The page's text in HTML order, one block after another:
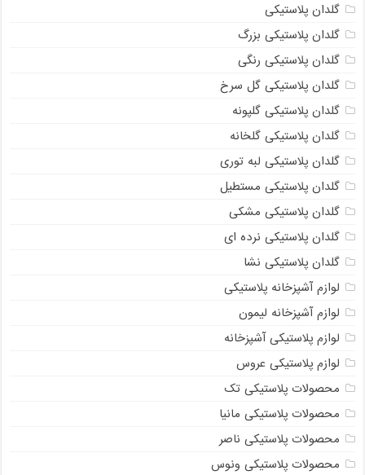
گلدان پلاستیکی
گلدان پلاستیکی بزرگ
گلدان پلاستیکی رنگی
گلدان پلاستیکی گل سرخ
گلدان پلاستیکی گلپونه
گلدان پلاستیکی گلخانه
گلدان پلاستیکی لبه توری
گلدان پلاستیکی مستطیل
گلدان پلاستیکی مشکی
گلدان پلاستیکی نرده ای
گلدان پلاستیکی نشا
لوازم آشپزخانه پلاستیکی
لوازم آشپزخانه لیمون
لوازم پلاستیکی آشپزخانه
لوازم پلاستیکی عروس
محصولات پلاستیکی تک
محصولات پلاستیکی مانیا
محصولات پلاستیکی ناصر
محصولات پلاستیکی ونوس